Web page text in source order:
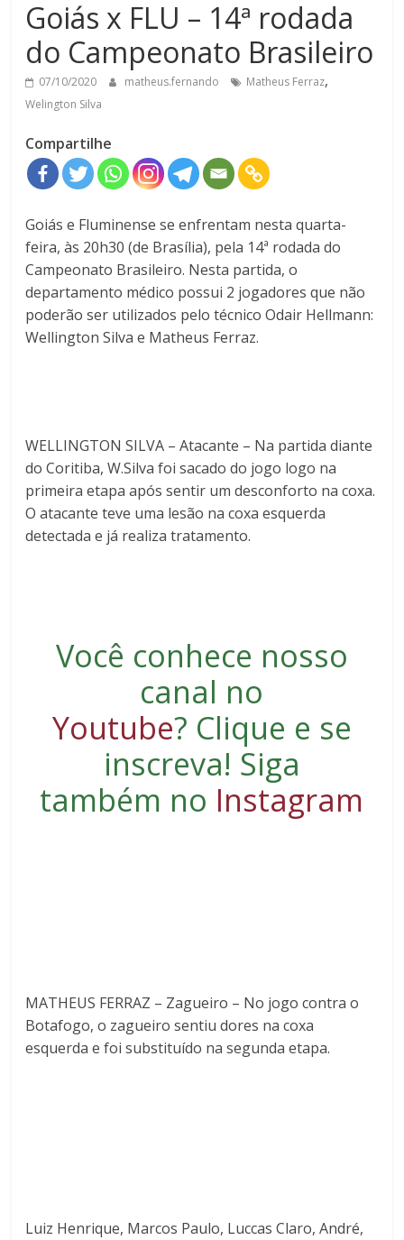
Goiás x FLU – 14ª rodada
do Campeonato Brasileiro
07/10/2020 matheus.fernando Matheus Ferraz,
Welington Silva
Compartilhe
Goiás e Fluminense se enfrentam nesta quarta-
feira, às 20h30 (de Brasília), pela 14ª rodada do
Campeonato Brasileiro. Nesta partida, o
departamento médico possui 2 jogadores que não
poderão ser utilizados pelo técnico Odair Hellmann:
Wellington Silva e Matheus Ferraz.
WELLINGTON SILVA – Atacante – Na partida diante
do Coritiba, W.Silva foi sacado do jogo logo na
primeira etapa após sentir um desconforto na coxa.
O atacante teve uma lesão na coxa esquerda
detectada e já realiza tratamento.
Você conhece nosso
canal no
Youtube? Clique e se
inscreva! Siga
também no Instagram
MATHEUS FERRAZ – Zagueiro – No jogo contra o
Botafogo, o zagueiro sentiu dores na coxa
esquerda e foi substituído na segunda etapa.
Luiz Henrique, Marcos Paulo, Luccas Claro, André,